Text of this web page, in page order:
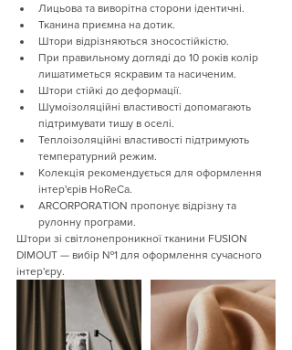
Лицьова та виворітна сторони ідентичні.
Тканина приємна на дотик.
Штори відрізняються зносостійкістю.
При правильному догляді до 10 років колір
лишатиметься яскравим та насиченим.
Штори стійкі до деформації.
Шумоізоляційні властивості допомагають
підтримувати тишу в оселі.
Теплоізоляційні властивості підтримують
температурний режим.
Колекція рекомендується для оформлення
інтер'єрів HoReCa.
ARCORPORATION пропонує відрізну та
рулонну програми.
Штори зі світлонепроникної тканини FUSION
DIMOUT — вибір №1 для оформлення сучасного
інтер'єру.